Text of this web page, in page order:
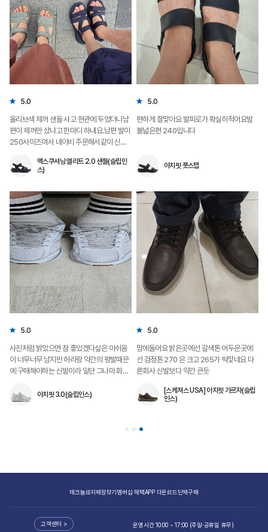
5.0
올리브색 제꺼 샌들 사고 현관에 두었더니남
편이 제꺼만 샀냐고 한마디 하내요.남편 발이
250사이즈여서 네이비 주문해서같이 신어
맥스쿠셔닝 엘리트 2.0 샌들(슬립인
스)
5.0
편하게 잘맞아요 발피로가 확실히적어요발
볼넓은편 240입니다
아치핏 풋스텝
5.0
사진처럼 밝았으면 참 좋았겠다싶은 아쉬움
이 너무너무 남지만 허리랑 약간의 평발때문
에 구매해야하는 신발이라 일단 그나마 화이
지만 지금은 여름이니까 이거 신어보고 괜찮
으면 겨울용으로 블랙 살까해요ㅋㅋ 아치핏
션감이 좀 있어서 좋네요 슬립인스 기능도 좋
이라 기대가 큽니다~~
아치핏 3.0(슬립인스)
5.0
맘에들어요 밝은곳에선 갈색톤 어두운곳에
선 검정톤 270 은 크고 265가 딱맞네요 다
른회사 신발보다 약간 큰듯
[스케쳐스 USA] 아치핏 가르자(슬립
인스)
테크놀로지매장찾기멤버십 혜택APP 다운로드단체구매
고객센터 > 운영시간 10:00 ~ 17:00 (주말·공휴일 휴무)